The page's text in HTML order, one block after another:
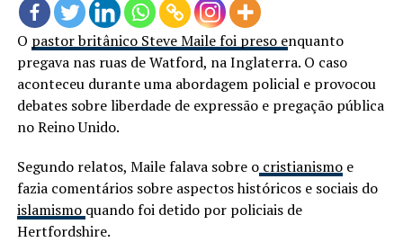
O pastor britânico Steve Maile foi preso enquanto
pregava nas ruas de Watford, na Inglaterra. O caso
aconteceu durante uma abordagem policial e provocou
debates sobre liberdade de expressão e pregação pública
no Reino Unido.
Segundo relatos, Maile falava sobre ocristianismoe
fazia comentários sobre aspectos históricos e sociais do
islamismo quando foi detido por policiais de
Hertfordshire.